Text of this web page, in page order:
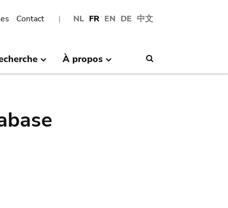
NL FR EN DE 中文
Contact
À propos